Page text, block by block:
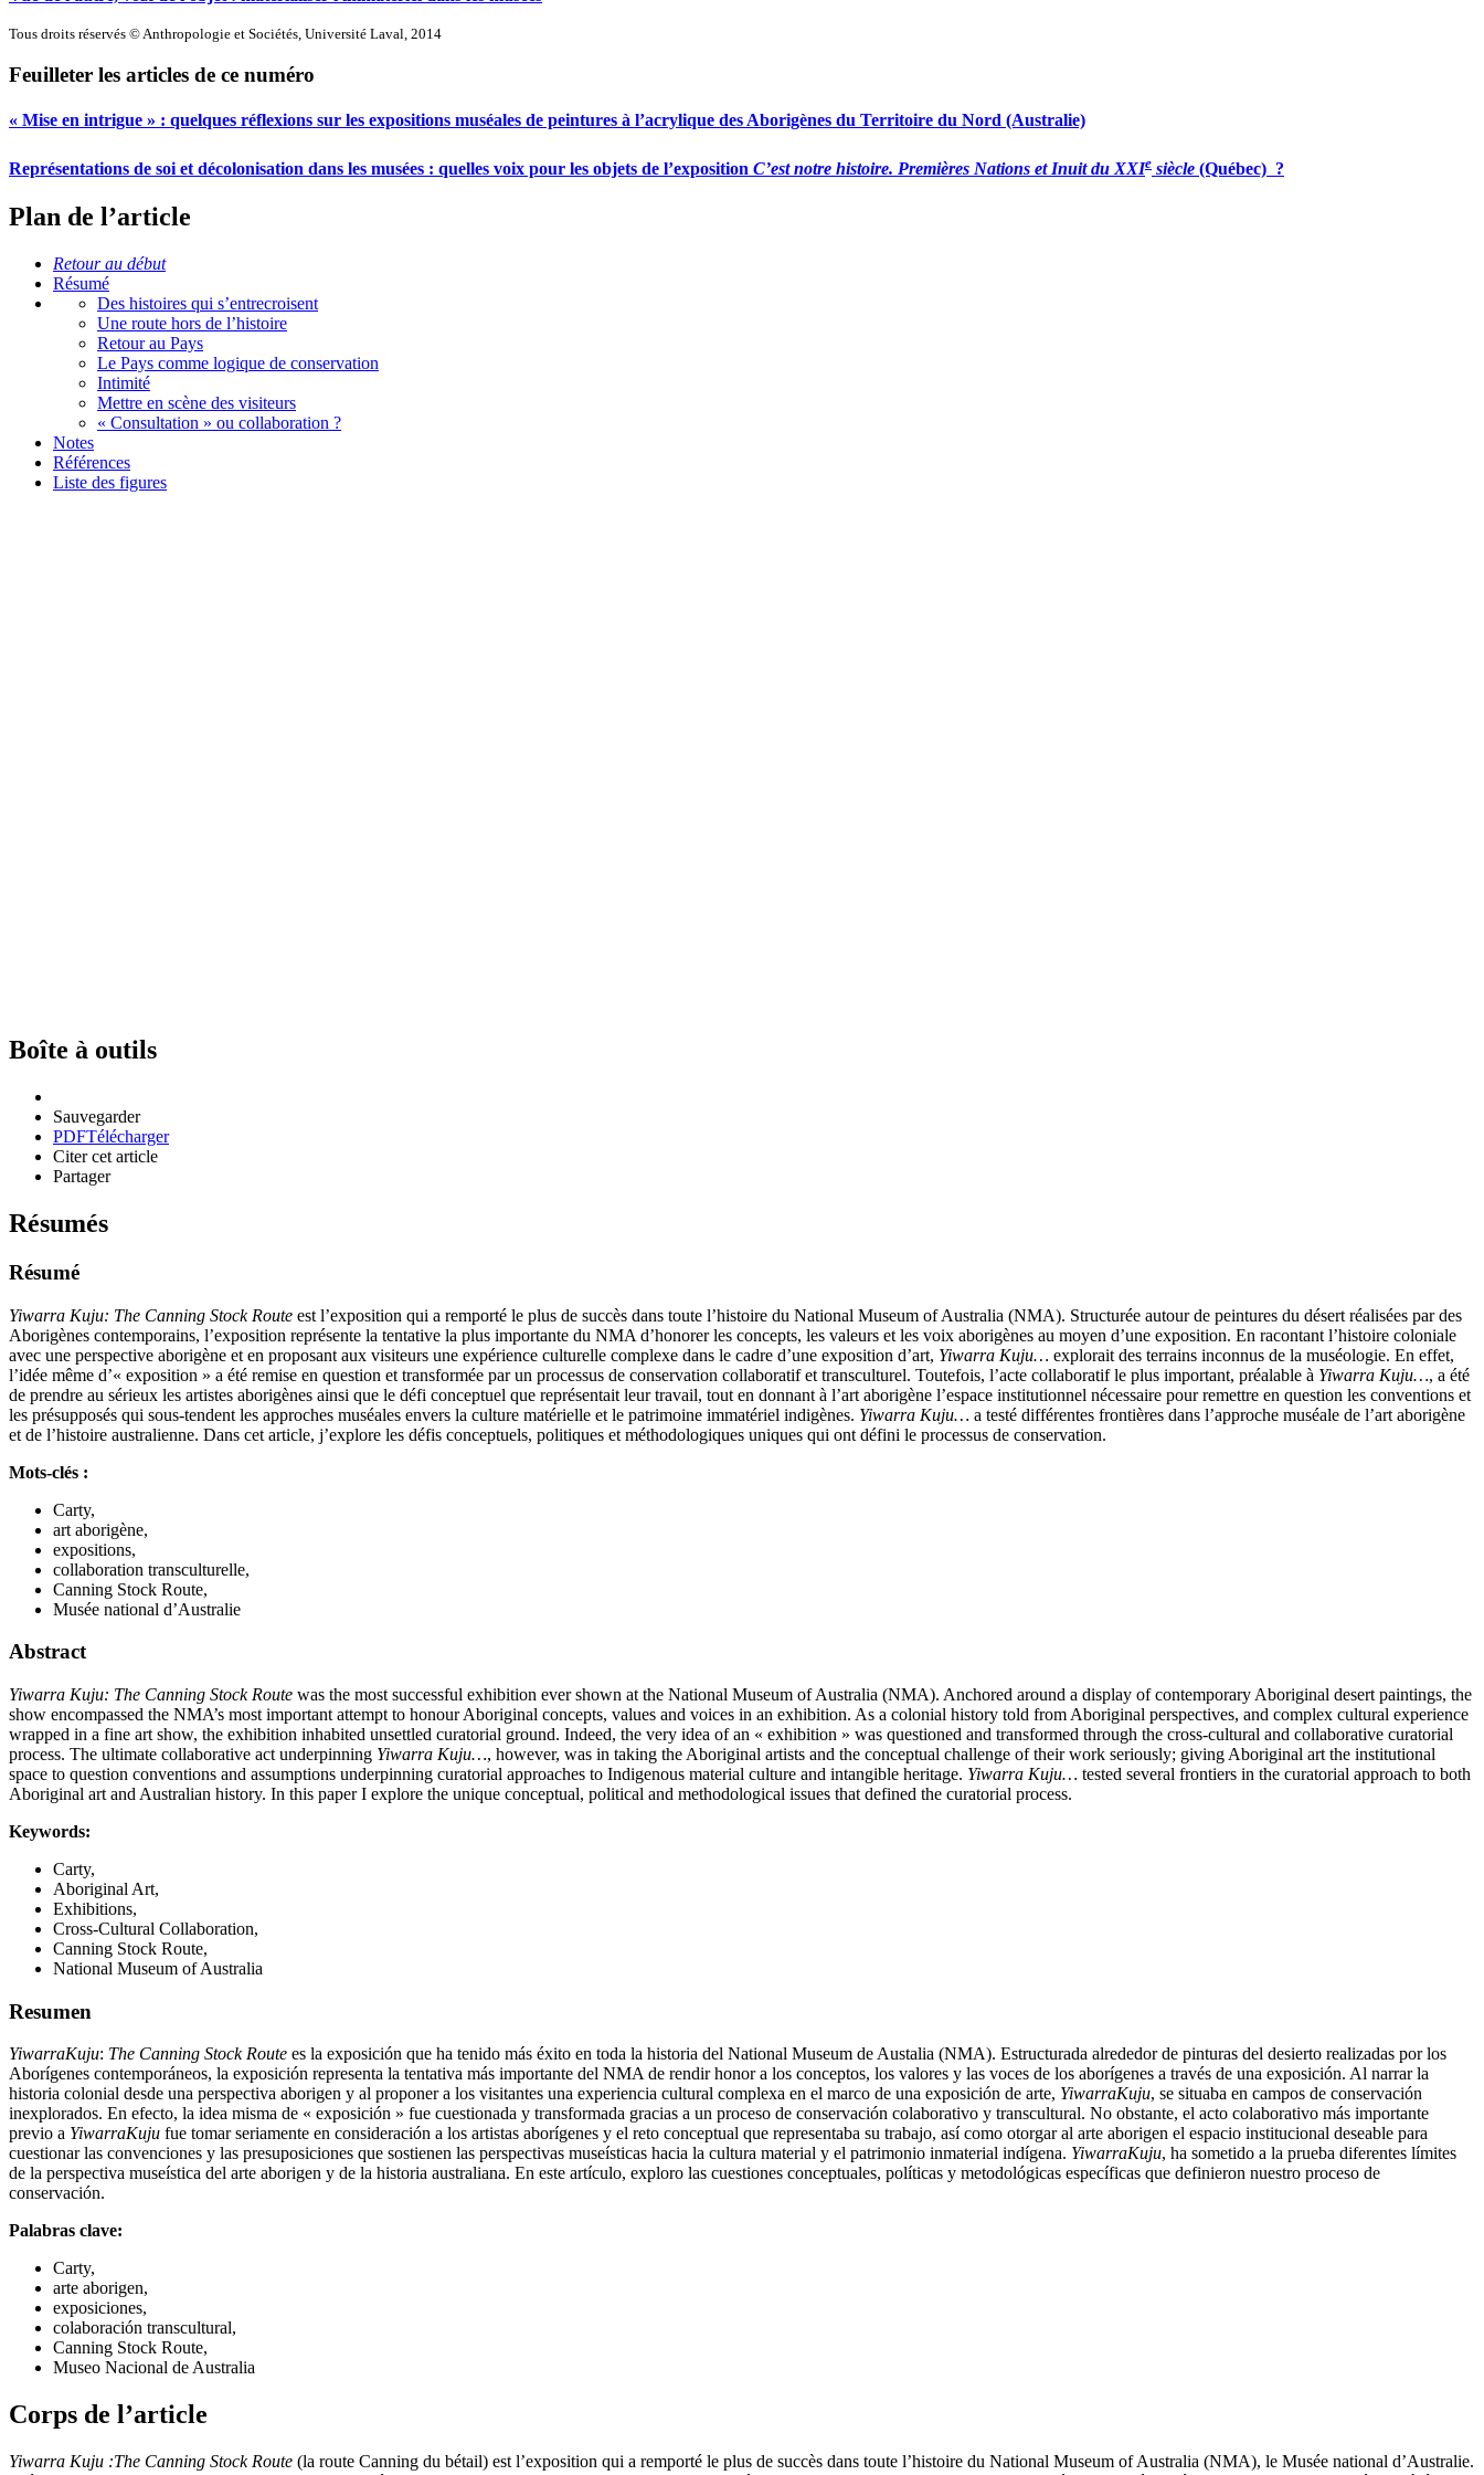
Tous droits réservés © Anthropologie et Sociétés, Université Laval, 2014
Feuilleter les articles de ce numéro
« Mise en intrigue » : quelques réflexions sur les expositions muséales de peintures à l’acrylique des Aborigènes du Territoire du Nord (Australie)
Représentations de soi et décolonisation dans les musées : quelles voix pour les objets de l’exposition C’est notre histoire. Premières Nations et Inuit du XXIe siècle (Québec) ?
Plan de l’article
Retour au début
Résumé
Des histoires qui s’entrecroisent
Une route hors de l’histoire
Retour au Pays
Le Pays comme logique de conservation
Intimité
Mettre en scène des visiteurs
« Consultation » ou collaboration ?
Notes
Références
Liste des figures
Boîte à outils
Sauvegarder
PDFTélécharger
Citer cet article
Partager
Résumés
Résumé
Yiwarra Kuju: The Canning Stock Route est l’exposition qui a remporté le plus de succès dans toute l’histoire du National Museum of Australia (NMA). Structurée autour de peintures du désert réalisées par des
Aborigènes contemporains, l’exposition représente la tentative la plus importante du NMA d’honorer les concepts, les valeurs et les voix aborigènes au moyen d’une exposition. En racontant l’histoire coloniale
avec une perspective aborigène et en proposant aux visiteurs une expérience culturelle complexe dans le cadre d’une exposition d’art, Yiwarra Kuju… explorait des terrains inconnus de la muséologie. En effet,
l’idée même d’« exposition » a été remise en question et transformée par un processus de conservation collaboratif et transculturel. Toutefois, l’acte collaboratif le plus important, préalable à Yiwarra Kuju…, a été
de prendre au sérieux les artistes aborigènes ainsi que le défi conceptuel que représentait leur travail, tout en donnant à l’art aborigène l’espace institutionnel nécessaire pour remettre en question les conventions et
les présupposés qui sous-tendent les approches muséales envers la culture matérielle et le patrimoine immatériel indigènes. Yiwarra Kuju… a testé différentes frontières dans l’approche muséale de l’art aborigène
et de l’histoire australienne. Dans cet article, j’explore les défis conceptuels, politiques et méthodologiques uniques qui ont défini le processus de conservation.
Mots-clés :
Carty,
art aborigène,
expositions,
collaboration transculturelle,
Canning Stock Route,
Musée national d’Australie
Abstract
Yiwarra Kuju: The Canning Stock Route was the most successful exhibition ever shown at the National Museum of Australia (NMA). Anchored around a display of contemporary Aboriginal desert paintings, the
show encompassed the NMA’s most important attempt to honour Aboriginal concepts, values and voices in an exhibition. As a colonial history told from Aboriginal perspectives, and complex cultural experience
wrapped in a fine art show, the exhibition inhabited unsettled curatorial ground. Indeed, the very idea of an « exhibition » was questioned and transformed through the cross-cultural and collaborative curatorial
process. The ultimate collaborative act underpinning Yiwarra Kuju…, however, was in taking the Aboriginal artists and the conceptual challenge of their work seriously; giving Aboriginal art the institutional
space to question conventions and assumptions underpinning curatorial approaches to Indigenous material culture and intangible heritage. Yiwarra Kuju… tested several frontiers in the curatorial approach to both
Aboriginal art and Australian history. In this paper I explore the unique conceptual, political and methodological issues that defined the curatorial process.
Keywords:
Carty,
Aboriginal Art,
Exhibitions,
Cross-Cultural Collaboration,
Canning Stock Route,
National Museum of Australia
Resumen
YiwarraKuju: The Canning Stock Route es la exposición que ha tenido más éxito en toda la historia del National Museum de Austalia (NMA). Estructurada alrededor de pinturas del desierto realizadas por los
Aborígenes contemporáneos, la exposición representa la tentativa más importante del NMA de rendir honor a los conceptos, los valores y las voces de los aborígenes a través de una exposición. Al narrar la
historia colonial desde una perspectiva aborigen y al proponer a los visitantes una experiencia cultural complexa en el marco de una exposición de arte, YiwarraKuju, se situaba en campos de conservación
inexplorados. En efecto, la idea misma de « exposición » fue cuestionada y transformada gracias a un proceso de conservación colaborativo y transcultural. No obstante, el acto colaborativo más importante
previo a YiwarraKuju fue tomar seriamente en consideración a los artistas aborígenes y el reto conceptual que representaba su trabajo, así como otorgar al arte aborigen el espacio institucional deseable para
cuestionar las convenciones y las presuposiciones que sostienen las perspectivas museísticas hacia la cultura material y el patrimonio inmaterial indígena. YiwarraKuju, ha sometido a la prueba diferentes límites
de la perspectiva museística del arte aborigen y de la historia australiana. En este artículo, exploro las cuestiones conceptuales, políticas y metodológicas específicas que definieron nuestro proceso de
conservación.
Palabras clave:
Carty,
arte aborigen,
exposiciones,
colaboración transcultural,
Canning Stock Route,
Museo Nacional de Australia
Corps de l’article
Yiwarra Kuju :The Canning Stock Route (la route Canning du bétail) est l’exposition qui a remporté le plus de succès dans toute l’histoire du National Museum of Australia (NMA), le Musée national d’Australie.